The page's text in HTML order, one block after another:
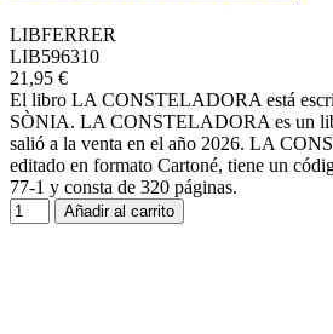
LIBFERRER
LIB596310
21,95 €
El libro LA CONSTELADORA está
SÒNIA. LA CONSTELADORA es un
salió a la venta en el año 2026. LA
editado en formato Cartoné, tiene un
77-1 y consta de 320 páginas.
Añadir al carrito